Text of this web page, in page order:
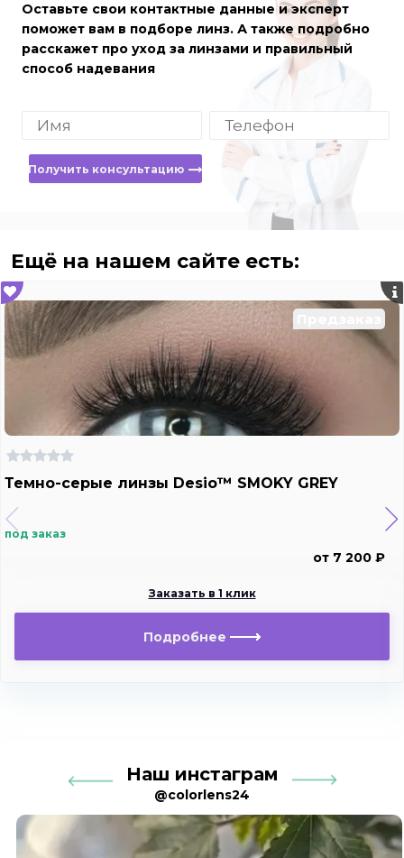
Оставьте свои контактные данные и эксперт
поможет вам в подборе линз. А также подробно
расскажет про уход за линзами и правильный
способ надевания
Получить консультацию
Ещё на нашем сайте есть:
Темно-серые линзы Desio™ SMOKY GREY
под заказ
от 7 200 ₽
Заказать в 1 клик
Подробнее
Наш инстаграм
@colorlens24